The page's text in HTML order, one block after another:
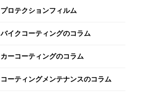
プロテクションフィルム
バイクコーティングのコラム
カーコーティングのコラム
コーティングメンテナンスのコラム